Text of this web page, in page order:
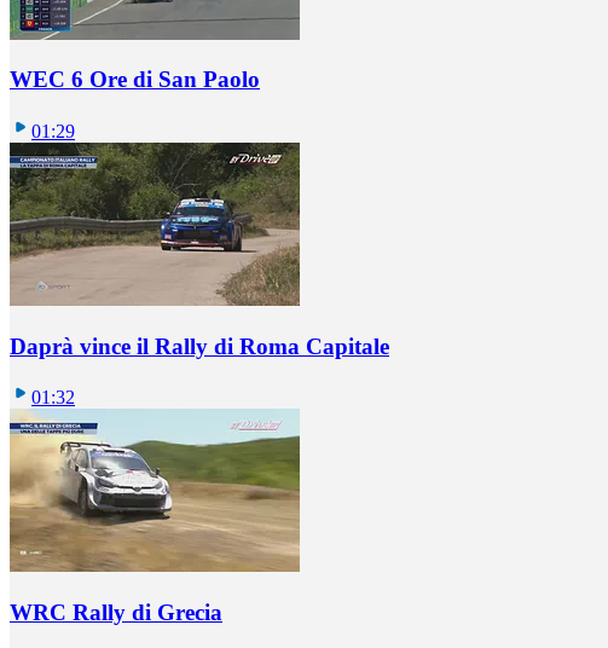
WEC 6 Ore di San Paolo
01:29
Daprà vince il Rally di Roma Capitale
01:32
WRC Rally di Grecia